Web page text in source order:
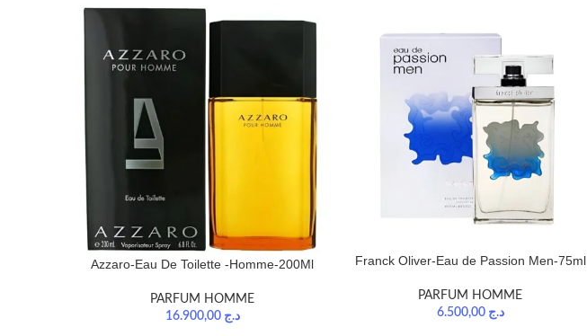
Azzaro-Eau De Toilette -Homme-200Ml
PARFUM HOMME
د.ج 16.900,00
Franck Oliver-Eau de Passion Men-75ml
PARFUM HOMME
د.ج 6.500,00